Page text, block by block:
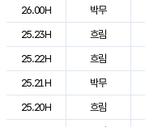
26.00H
박무
25.23H
흐림
25.22H
흐림
25.21H
박무
25.20H
흐림